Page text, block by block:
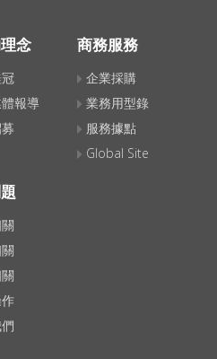
念
報導
商務服務
企業採購
業務用型錄
服務據點
Global Site